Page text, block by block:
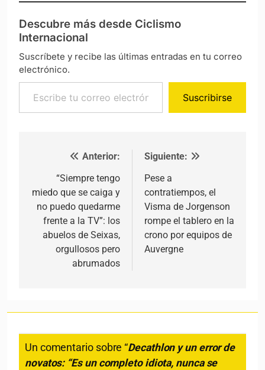
Descubre más desde Ciclismo
Internacional
Suscríbete y recibe las últimas entradas en tu correo
electrónico.
Escribe tu correo electrónico…
Suscribirse
Navegación de entradas
Anterior:
“Siempre tengo
miedo que se caiga y
no puedo quedarme
frente a la TV”: los
abuelos de Seixas,
orgullosos pero
abrumados
Siguiente:
Pese a
contratiempos, el
Visma de Jorgenson
rompe el tablero en la
crono por equipos de
Auvergne
Un comentario sobre “Decathlon y un error de
novatos: “Es un completo idiota, nunca se